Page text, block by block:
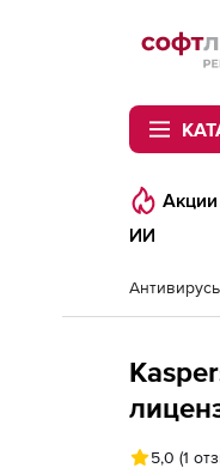
Softline
Акции
ИИ
5,0 (1